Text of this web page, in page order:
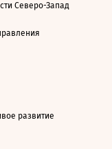
Северо-Запад
развитие